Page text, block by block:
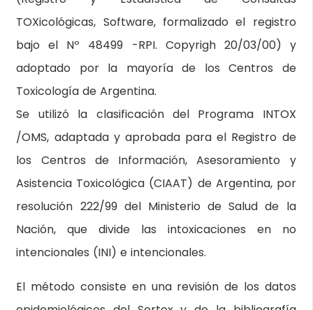
TOXicológicas, Software, formalizado el registro
bajo el Nº 48499 -RPI. Copyrigh 20/03/00) y
adoptado por la mayoría de los Centros de
Toxicología de Argentina.
Se utilizó la clasificación del Programa INTOX
/OMS, adaptada y aprobada para el Registro de
los Centros de Información, Asesoramiento y
Asistencia Toxicológica (CIAAT) de Argentina, por
resolución 222/99 del Ministerio de Salud de la
Nación, que divide las intoxicaciones en no
intencionales (INI) e intencionales.
El método consiste en una revisión de los datos